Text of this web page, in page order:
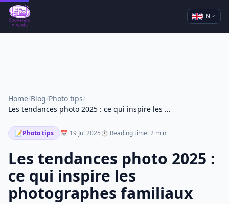
EN
Home/Blog/Photo tips/
Les tendances photo 2025 : ce qui inspire les photographes familiaux
📝Photo tips 📅 19 Jul 2025⏱ Reading time: 2 min
Les tendances photo 2025 :
ce qui inspire les
photographes familiaux